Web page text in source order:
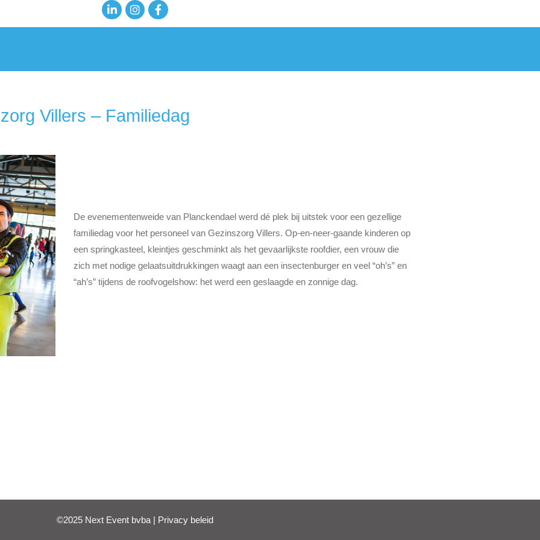
Villers – Familiedag
De evenementenweide van Planckendael werd dé plek bij uitstek voor een gezellige
familiedag voor het personeel van Gezinszorg Villers. Op-en-neer-gaande kinderen op
een springkasteel, kleintjes geschminkt als het gevaarlijkste roofdier, een vrouw die
zich met nodige gelaatsuitdrukkingen waagt aan een insectenburger en veel “oh’s” en
“ah’s” tijdens de roofvogelshow: het werd een geslaagde en zonnige dag.
©2025 Next Event bvba | Privacy beleid